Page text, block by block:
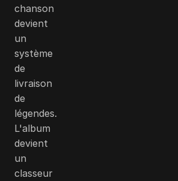
chanson
devient
un
système
de
livraison
de
légendes.
L'album
devient
un
classeur